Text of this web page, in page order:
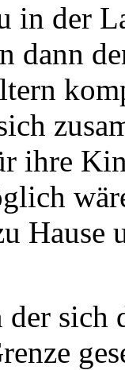
in der
dann
ihre
Hause
sich